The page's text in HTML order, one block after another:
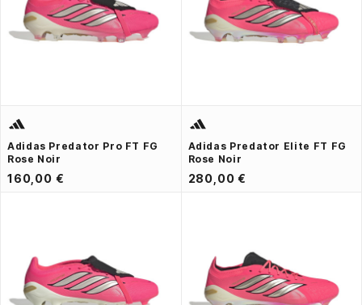
Adidas Predator Pro FT FG
Rose Noir
160,00 €
Adidas Predator Elite FT FG
Rose Noir
280,00 €